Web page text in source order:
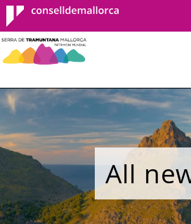
Consell de
Mallorca
All